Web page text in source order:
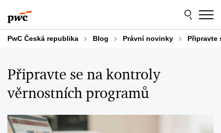
to
content
to
footer
PwC Česká republika Blog Právní novinky Připravte
Připravte se na kontroly
věrnostních programů